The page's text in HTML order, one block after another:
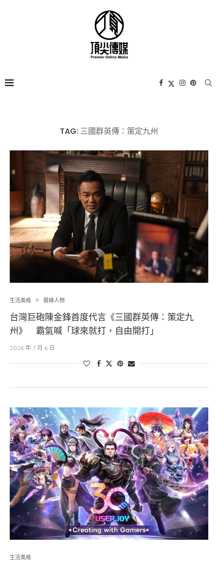
TAG: 三國群英傳：策定九州
生活風格 層峰⼈物
台灣巨砲陳金鋒首度代言《三國群英傳：策定九
州》 霸氣喊「球來就打，自由開打」
2026 年 7 月 6 日
生活風格